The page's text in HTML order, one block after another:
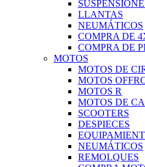
LLANTAS
NEUMÁTICOS
COMPRA DE
COMPRA DE
MOTOS
MOTOS DE
MOTOS
MOTOS R
MOTOS DE
SCOOTERS
DESPIECES
NEUMÁTICOS
REMOLQUES